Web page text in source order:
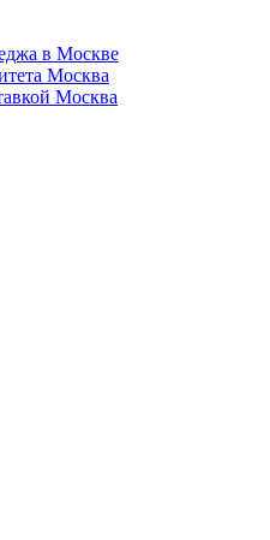
в Москве
Москва
Москва